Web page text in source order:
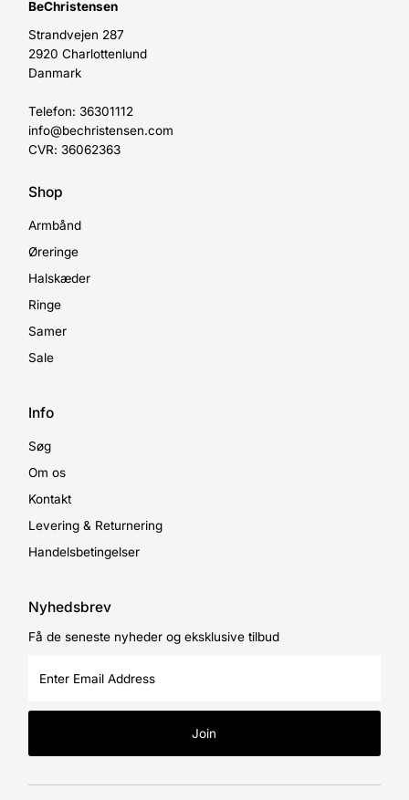
BeChristensen
Strandvejen 287
2920 Charlottenlund
Danmark
Telefon: 36301112
info@bechristensen.com
CVR: 36062363
Shop
Armbånd
Øreringe
Halskæder
Ringe
Samer
Sale
Info
Søg
Om os
Kontakt
Levering & Returnering
Handelsbetingelser
Nyhedsbrev
Få de seneste nyheder og eksklusive tilbud
Email
Join